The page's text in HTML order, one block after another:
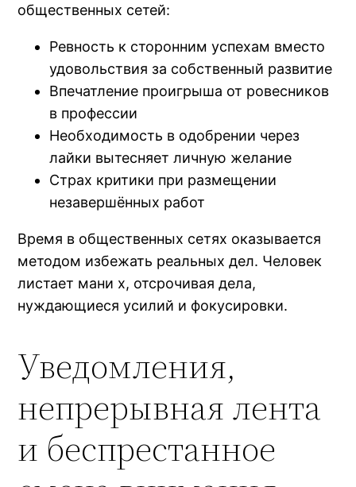
общественных сетей:
Ревность к сторонним успехам вместо
удовольствия за собственный развитие
Впечатление проигрыша от ровесников
в профессии
Необходимость в одобрении через
лайки вытесняет личную желание
Страх критики при размещении
незавершённых работ
Время в общественных сетях оказывается
методом избежать реальных дел. Человек
листает мани х, отсрочивая дела,
нуждающиеся усилий и фокусировки.
Уведомления,
непрерывная лента
и беспрестанное